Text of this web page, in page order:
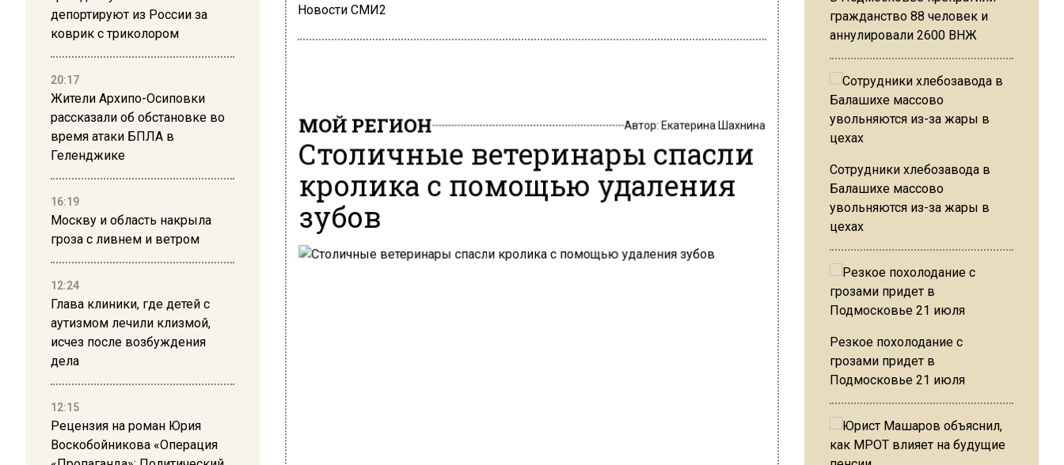
депортируют из России за
коврик с триколором
20:17
Жители Архипо-Осиповки
рассказали об обстановке во
время атаки БПЛА в
Геленджике
16:19
Москву и область накрыла
гроза с ливнем и ветром
12:24
Глава клиники, где детей с
аутизмом лечили клизмой,
исчез после возбуждения
дела
12:15
Рецензия на роман Юрия
Воскобойникова «Операция
Новости СМИ2
МОЙ РЕГИОН Автор:Екатерина Шахнина
Столичные ветеринары спасли
кролика с помощью удаления
зубов
гражданство 88 человек и
аннулировали 2600 ВНЖ
Сотрудники хлебозавода в
Балашихе массово
увольняются из-за жары в
цехах
Резкое похолодание с
грозами придет в
Подмосковье 21 июля